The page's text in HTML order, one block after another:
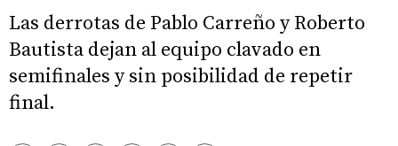
Las derrotas de Pablo Carreño y Roberto
Bautista dejan al equipo clavado en
semifinales y sin posibilidad de repetir
final.